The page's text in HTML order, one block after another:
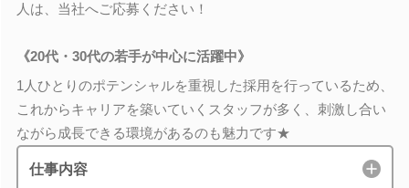
人は、当社へご応募ください！
《20代・30代の若手が中心に活躍中》
1人ひとりのポテンシャルを重視した採用を行っているため、
これからキャリアを築いていくスタッフが多く、刺激し合い
ながら成長できる環境があるのも魅力です★
仕事内容